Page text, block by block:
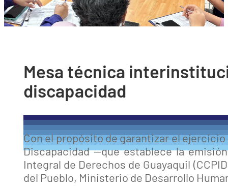
Mesa técnica
discapacidad
Con el propósito de garantizar el
Discapacidad —que establece la
Integral de Derechos de Guayaquil
del Pueblo, Ministerio de Desarrollo